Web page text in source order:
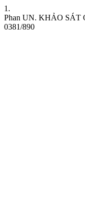
1.
Phan UN. KHẢO SÁT
0381/890